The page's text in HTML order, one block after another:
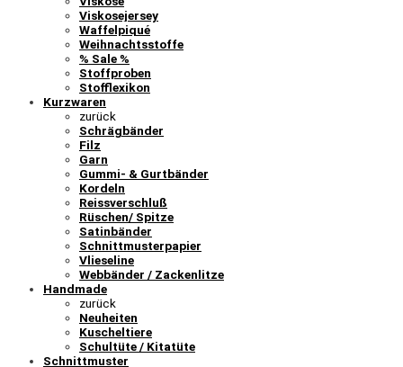
Viskosejersey
Waffelpiqué
Weihnachtsstoffe
% Sale %
Stoffproben
Stofflexikon
Kurzwaren
zurück
Schrägbänder
Filz
Garn
Gummi- & Gurtbänder
Kordeln
Reissverschluß
Rüschen/ Spitze
Satinbänder
Schnittmusterpapier
Vlieseline
Webbänder / Zackenlitze
Handmade
zurück
Neuheiten
Kuscheltiere
Schultüte / Kitatüte
Schnittmuster